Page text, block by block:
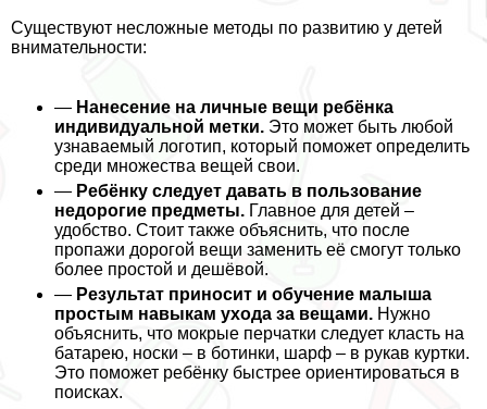
Существуют несложные методы по развитию у детей
внимательности:
— Нанесение на личные вещи ребёнка
индивидуальной метки. Это может быть любой
узнаваемый логотип, который поможет определить
среди множества вещей свои.
— Ребёнку следует давать в пользование
недорогие предметы. Главное для детей –
удобство. Стоит также объяснить, что после
пропажи дорогой вещи заменить её смогут только
более простой и дешёвой.
— Результат приносит и обучение малыша
простым навыкам ухода за вещами. Нужно
объяснить, что мокрые перчатки следует класть на
батарею, носки – в ботинки, шарф – в рукав куртки.
Это поможет ребёнку быстрее ориентироваться в
поисках.